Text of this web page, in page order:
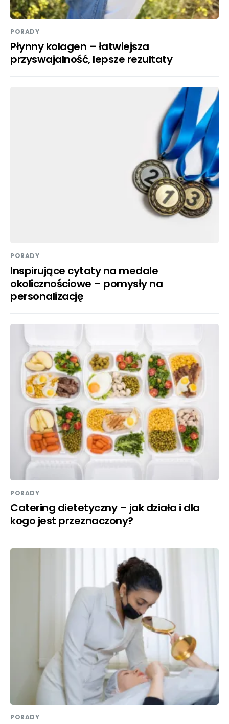
PORADY
Płynny kolagen – łatwiejsza
przyswajalność, lepsze rezultaty
PORADY
Inspirujące cytaty na medale
okolicznościowe – pomysły na
personalizację
PORADY
Catering dietetyczny – jak działa i dla
kogo jest przeznaczony?
PORADY